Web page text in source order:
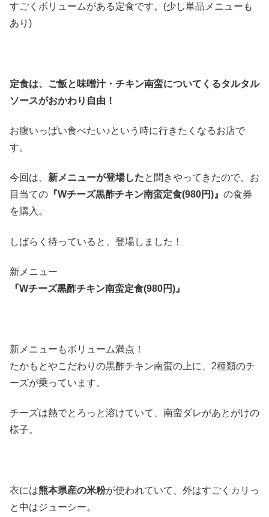
すごくボリュームがある定食です。(少し単品メニューも
あり)
定食は、ご飯と味噌汁・チキン南蛮についてくるタルタル
ソースがおかわり自由！
お腹いっぱい食べたい♪という時に行きたくなるお店で
す。
今回は、 新メニューが登場したと聞きやってきたので、お
目当ての 『Wチーズ黒酢チキン南蛮定食(980円)』 の食券
を購入。
しばらく待っていると、登場しました！
新メニュー
『Wチーズ黒酢チキン南蛮定食(980円)』
新メニューもボリューム満点！
たかもとやこだわりの黒酢チキン南蛮の上に、2種類のチ
ーズが乗っています。
チーズは熱でとろっと溶けていて、南蛮ダレがあとがけの
様子。
衣には熊本県産の米粉が使われていて、外はすごくカリっ
と中はジューシー。